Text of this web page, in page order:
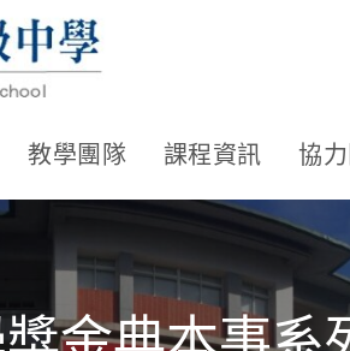
教學團隊 課程資訊 協